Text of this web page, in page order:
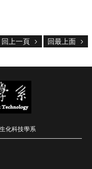
回上一頁 回最上面
化科技學系